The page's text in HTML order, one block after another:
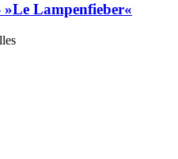
»Le Lampenfieber«